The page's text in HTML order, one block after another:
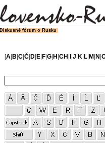
Diskusné fórum o Rusku
[A| B C| Č| D| E| F| G| H CH J K| L| M N